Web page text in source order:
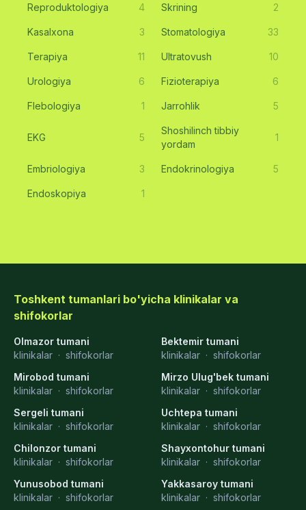
Reproduktologiya 4 Skrining 2
Kasalxona 3 Stomatologiya 33
Terapiya 11 Ultratovush 10
Urologiya 6 Fizioterapiya 6
Flebologiya 1 Jarrohlik 5
EKG 5
Shoshilinch tibbiy
yordam
1
Embriologiya 3 Endokrinologiya 5
Endoskopiya 1
Toshkent tumanlari bo'yicha klinikalar va
shifokorlar
Olmazor tumani
klinikalar · shifokorlar
Bektemir tumani
klinikalar · shifokorlar
Mirobod tumani
klinikalar · shifokorlar
Mirzo Ulug'bek tumani
klinikalar · shifokorlar
Sergeli tumani
klinikalar · shifokorlar
Uchtepa tumani
klinikalar · shifokorlar
Chilonzor tumani
klinikalar · shifokorlar
Shayxontohur tumani
klinikalar · shifokorlar
Yunusobod tumani
klinikalar · shifokorlar
Yakkasaroy tumani
klinikalar · shifokorlar